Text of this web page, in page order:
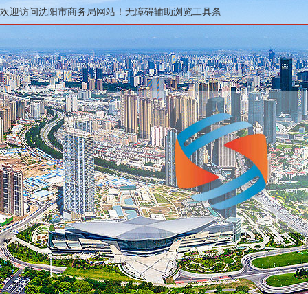
欢迎访问沈阳市商务局网站！ 无障碍辅助浏览工具条